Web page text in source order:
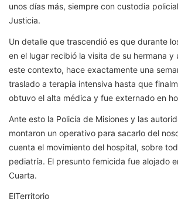
unos días más, siempre con custodia
Justicia.
Un detalle que trascendió es que durante
en el lugar recibió la visita de su hermana y
este contexto, hace exactamente una
traslado a terapia intensiva hasta que
obtuvo el alta médica y fue externado en
Ante esto la Policía de Misiones y las
montaron un operativo para sacarlo del
cuenta el movimiento del hospital, sobre
pediatría. El presunto femicida fue alojado
Cuarta.
ElTerritorio